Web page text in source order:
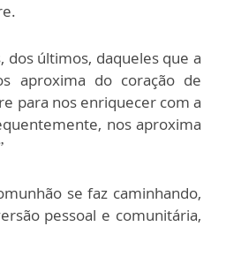
dos últimos, daqueles que a
aproxima do coração de
para nos enriquecer com a
nos aproxima
se faz caminhando,
pessoal e comunitária,